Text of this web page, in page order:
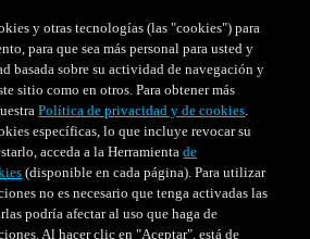
y otras tecnologías (las "cookies") para
para que sea más personal para usted y
basada sobre su actividad de navegación y
sitio como en otros. Para obtener más
Política de privacidad y de cookies.
específicas, lo que incluye revocar su
acceda a la Herramientade
(disponible en cada página). Para utilizar
no es necesario que tenga activadas las
podría afectar al uso que haga de
Al hacer clic en "Aceptar", está de